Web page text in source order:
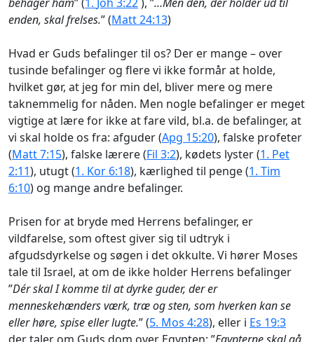
enden, skal frelses.” (Matt 24:13)
Hvad er Guds befalinger til os? Der er mange – over
tusinde befalinger og flere vi ikke formår at holde,
hvilket gør, at jeg for min del, bliver mere og mere
taknemmelig for nåden. Men nogle befalinger er meget
vigtige at lære for ikke at fare vild, bl.a. de befalinger, at
vi skal holde os fra: afguder (Apg 15:20), falske profeter
(Matt 7:15), falske lærere (Fil 3:2), kødets lyster (1. Pet
2:11), utugt (1. Kor 6:18), kærlighed til penge (1. Tim
6:10) og mange andre befalinger.
Prisen for at bryde med Herrens befalinger, er
vildfarelse, som oftest giver sig til udtryk i
afgudsdyrkelse og søgen i det okkulte. Vi hører Moses
tale til Israel, at om de ikke holder Herrens befalinger
”Dér skal I komme til at dyrke guder, der er
menneskehænders værk, træ og sten, som hverken kan se
eller høre, spise eller lugte.” (5. Mos 4:28), eller i Es 19:3